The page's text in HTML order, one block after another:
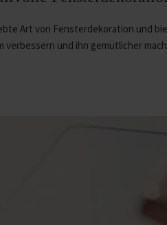
Art von Fensterdekoration und
verbessern und ihn gemütlicher